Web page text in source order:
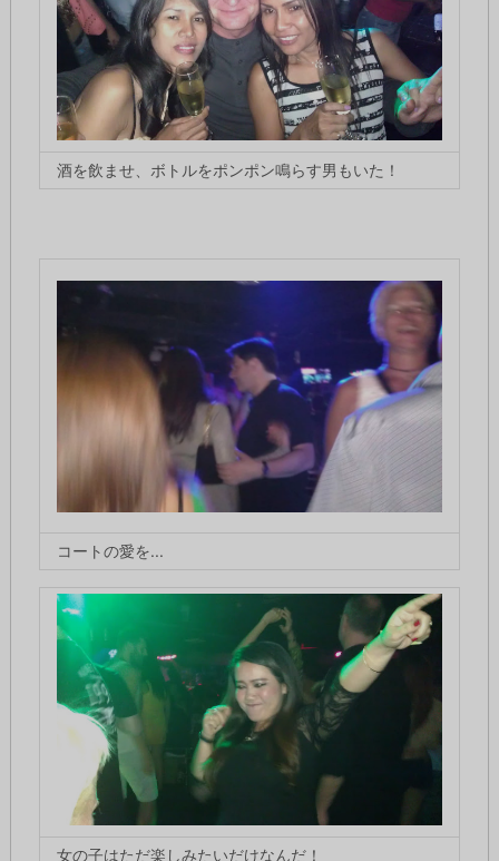
酒を飲ませ、ボトルをポンポン鳴らす男もいた！
コートの愛を...
女の子はただ楽しみたいだけなんだ！